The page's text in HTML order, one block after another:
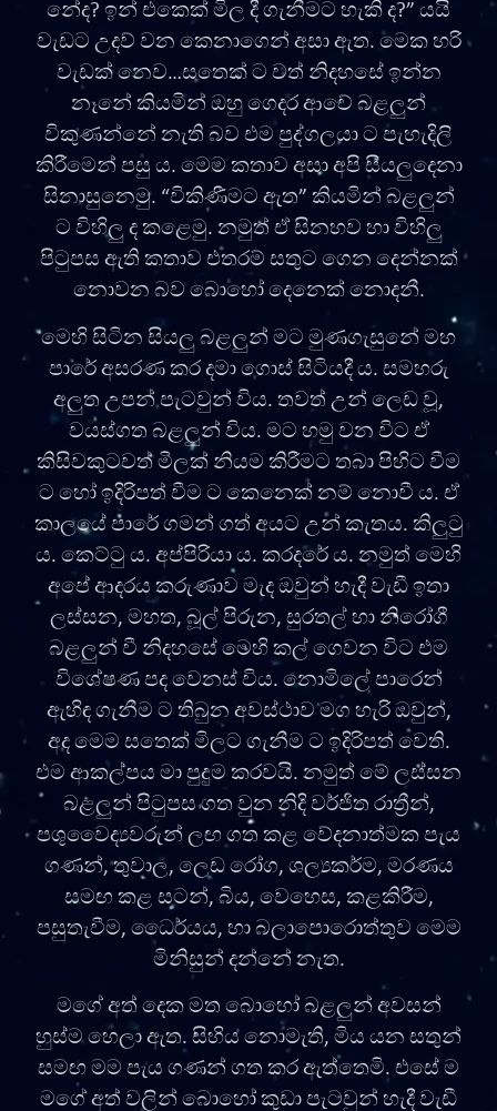
නේද? ඉන් එකෙක් මිල දී ගැනීමට හැකි ද?” යයි
වැඩට උදව් වන කෙනාගෙන් අසා ඇත. මෙක හරි
වැඩක් නෙව…සතෙක් ට වත් නිදහසේ ඉන්න
නෑනේ කියමින් ඔහු ගෙදර ආවේ බළලුන්
විකුණන්නේ නැති බව එම පුද්ගලයා ට පැහැදිලි
කිරීමෙන් පසු ය. මෙම කතාව අසා අපි සියලුදෙනා
සිනාසුනෙමු. “විකිණීමට ඇත” කියමින් බළලුන්
ට විහිලු ද කළෙමු. නමුත් ඒ සිනහව හා විහිලු
පිටුපස ඇති කතාව එතරම් සතුට ගෙන දෙන්නක්
නොවන බව බොහෝ දෙනෙක් නොදනී.
මෙහි සිටින සියලු බළලුන් මට මුණගැසුනේ මහ
පාරේ අසරණ කර දමා ගොස් සිටියදී ය. සමහරු
අලුත උපන් පැටවුන් විය. තවත් උන් ලෙඩ වූ,
වයස්ගත බළලුන් විය. මට හමු වන විට ඒ
කිසිවකුටවත් මිලක් නියම කිරීමට තබා පිහිට වීම
ට හෝ ඉදිරිපත් වීම ට කෙනෙක් නම් නොවී ය. ඒ
කාලයේ පාරේ ගමන් ගත් අයට උන් කැතය. කිලුටු
ය. කෙට්ටු ය. අප්පිරියා ය. කරදරේ ය. නමුත් මෙහි
අපේ ආදරය කරුණාව මැද ඔවුන් හැදී වැඩී ඉතා
ලස්සන, මහත, බූල් පිරුන, සුරතල් හා නිරෝගී
බළලුන් වී නිදහසේ මෙහි කල් ගෙවන විට එම
විශේෂණ පද වෙනස් විය. නොමිලේ පාරෙන්
ඇහිඳ ගැනීම ට තිබුන අවස්ථාව මග හැරි ඔවුන්,
අද මෙම සතෙක් මිලට ගැනීම ට ඉදිරිපත් වෙති.
එම ආකල්පය මා පුදුම කරවයි. නමුත් මේ ලස්සන
බළලුන් පිටුපස ගත වුන නිදි වර්ජිත රාත්‍රීන්,
පශුවෛද්‍යවරුන් ලඟ ගත කළ වේදනාත්මක පැය
ගණන්, තුවාල, ලෙඩ රෝග, ශල්‍යකර්ම, මරණය
සමඟ කළ සටන්, බිය, වෙහෙස, කළකිරීම,
පසුතැවීම, ධෛර්යය, හා බලාපොරොත්තුව මෙම
මිනිසුන් දන්නේ නැත.
මගේ අත් දෙක මත බොහෝ බළලුන් අවසන්
හුස්ම හෙලා ඇත. සිහිය නොමැති, මිය යන සතුන්
සමඟ මම පැය ගණන් ගත කර ඇත්තෙමි. එසේ ම
මගේ අත් වලින් බොහෝ කුඩා පැටවුන් හැදී වැඩී